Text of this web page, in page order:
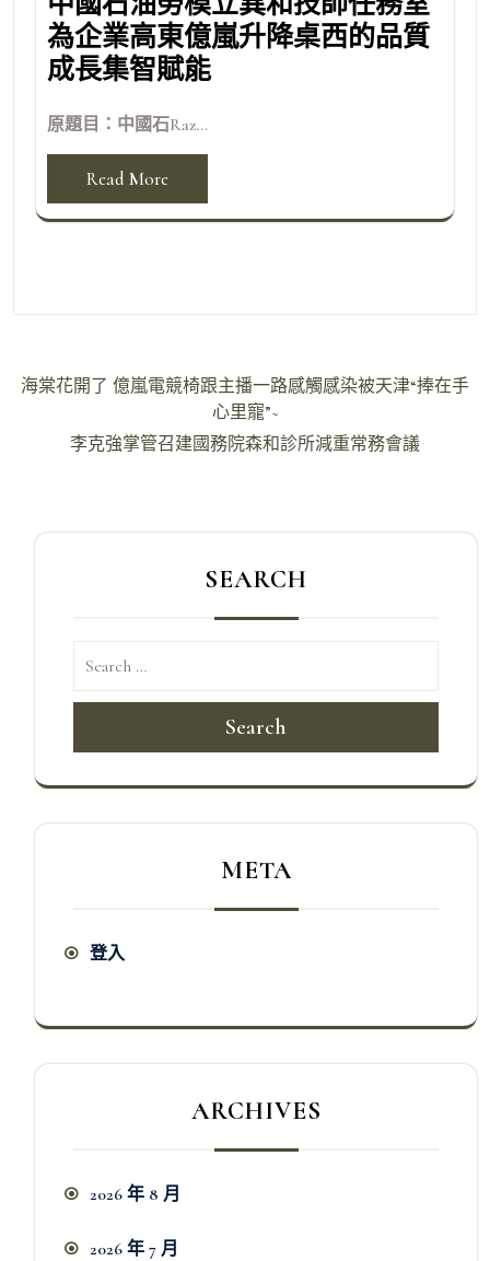
為企業高東億嵐升降桌西的品質
成長集智賦能
原題目：中國石Raz...
Read More
文
海棠花開了 億嵐電競椅跟主播一路感觸感染被天津“捧在手
心里寵”~
李克強掌管召建國務院森和診所減重常務會議
SEARCH
Search
META
登入
ARCHIVES
2026 年 8 月
2026 年 7 月